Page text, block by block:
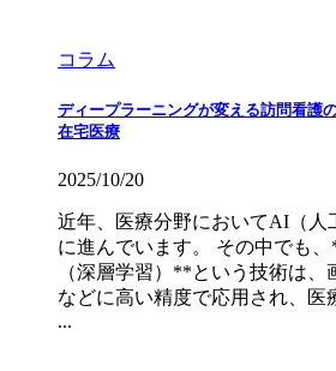
コラム
ディープラーニングが変える訪問看護
在宅医療
2025/10/20
近年、医療分野においてAI（人
に進んでいます。 その中でも
（深層学習）**という技術は、
などに高い精度で応用され、医
...